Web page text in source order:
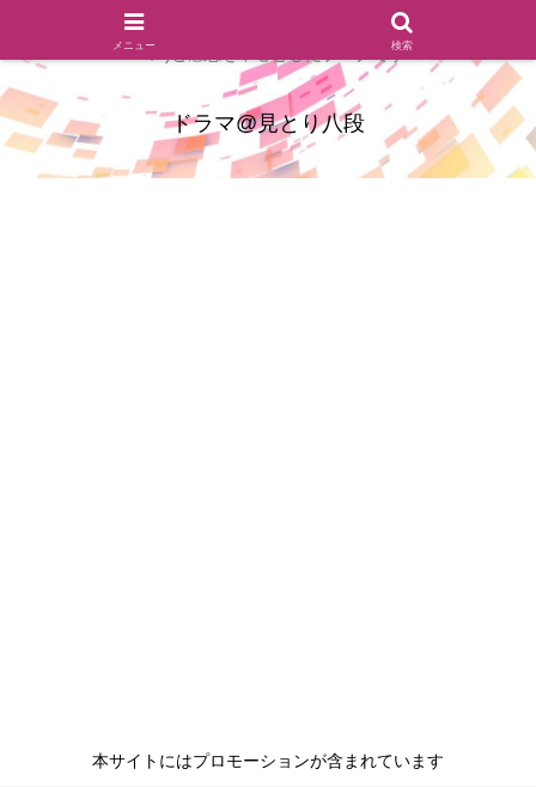
ドラマのシーンとセリフを切り取ったあらすじレビュー(復習ネタ
バレ)と感想を中心としたブログです
ドラマ@見とり八段
本サイトにはプロモーションが含まれています
メニュー 検索